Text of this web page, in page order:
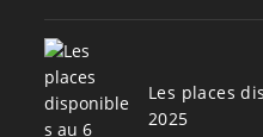
Les places
2025